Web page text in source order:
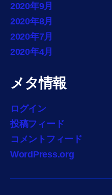
2020年9月
2020年8月
2020年7月
2020年4月
メタ情報
ログイン
投稿フィード
コメントフィード
WordPress.org